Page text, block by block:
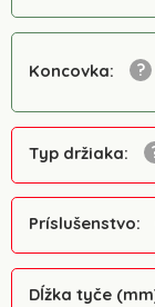
Koncovka:
Typ držiaka:
Príslušenstvo:
Dĺžka tyče